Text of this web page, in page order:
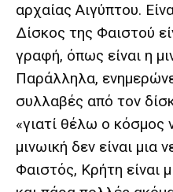
αρχαίας Αιγύπτου.
Δίσκος της Φαιστού
γραφή, όπως είναι η
Παράλληλα,
συλλαβές από τον
«γιατί θέλω ο κόσμος
μινωική δεν είναι
Φαιστός, Κρήτη είναι